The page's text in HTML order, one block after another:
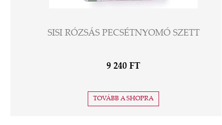
SISI RÓZSÁS PECSÉTNYOMÓ SZETT
9 240 FT
TOVÁBB A SHOPRA